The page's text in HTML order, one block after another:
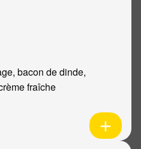
bacon de dinde,
fraîche